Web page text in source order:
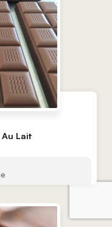
Lait